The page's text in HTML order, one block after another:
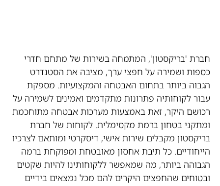
חברת 'בריקסטון', המתמחה בשירות של מתחם חדרי
כספות ושמירה על חפצי ערך, מציבה את הסטנדרט
הגבוה ביותר בתחום האבטחה והמקצועיות. מספקת
עבור לקוחותיה פתרונות מתקדמים ואמינים לשמירה על
רכושם היקר, זאת באמצעות מערכות אבטחה מתוחכמת
ומתקני בטחון ברמת מקסימלית. לקוחות של חברת
בריקסטון מקבלים שירות אישי, דיסקרטי ומותאם לצרכיו
הייחודיים. כל תיבת אחסון מאובטחת ומפוקחת ברמה
הגבוהה ביותר, מה שמאפשר ללקוחותינו להיות שקטים
ובטוחים שהחפצים היקרים להם מכל נמצאים בידיים